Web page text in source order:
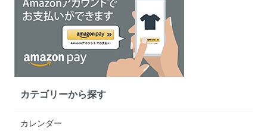
カテゴリーから探す
カレンダー